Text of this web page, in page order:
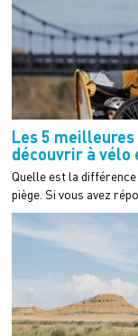
Les 5
découvrir à vélo
Quelle est la
piège. Si vous avez